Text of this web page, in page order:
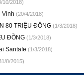
10/2018)
Vinh (20/4/2018)
80 TRIỆU ĐỒNG (1/3/2018)
ĐỒNG (1/3/2018)
Santafe (1/3/2018)
8/2015)